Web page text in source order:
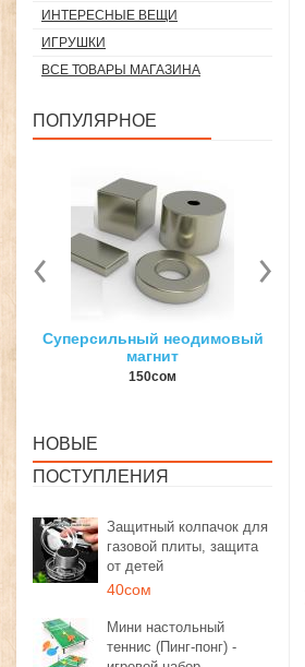
ИНТЕРЕСНЫЕ ВЕЩИ
ИГРУШКИ
ВСЕ ТОВАРЫ МАГАЗИНА
ПОПУЛЯРНОЕ
3D ручка для объемного
рисования
1350сом 1190сом
НОВЫЕ
ПОСТУПЛЕНИЯ
Защитный колпачок для
газовой плиты, защита
от детей
40сом
Мини настольный
теннис (Пинг-понг) -